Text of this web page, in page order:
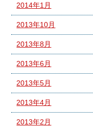
2014年1月
2013年10月
2013年8月
2013年6月
2013年5月
2013年4月
2013年2月